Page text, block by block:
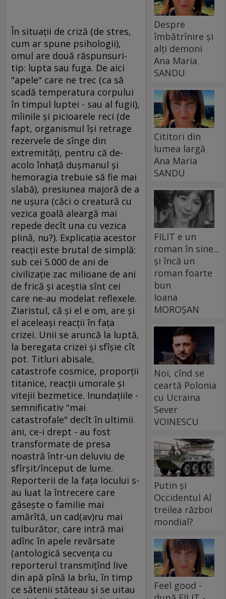
În situaţii de criză (de stres,
cum ar spune psihologii),
omul are două răspunsuri-
tip: lupta sau fuga. De aici
"apele" care ne trec (ca să
scadă temperatura corpului
în timpul luptei - sau al fugii),
mîinile şi picioarele reci (de
fapt, organismul îşi retrage
rezervele de sînge din
extremităţi, pentru că de-
acolo înhaţă duşmanul şi
hemoragia trebuie să fie mai
slabă), presiunea majoră de a
ne uşura (căci o creatură cu
vezica goală aleargă mai
repede decît una cu vezica
plină, nu?). Explicaţia acestor
reacţii este brutal de simplă:
sub cei 5.000 de ani de
civilizaţie zac milioane de ani
de frică şi aceştia sînt cei
care ne-au modelat reflexele.
Ziaristul, că şi el e om, are şi
el aceleaşi reacţii în faţa
crizei. Unii se aruncă la luptă,
la beregata crizei şi sfîşie cît
pot. Titluri abisale,
catastrofe cosmice, proporţii
titanice, reacţii umorale şi
vitejii bezmetice. Inundaţiile -
semnificativ "mai
catastrofale" decît în ultimii
ani, ce-i drept - au fost
transformate de presa
noastră într-un deluviu de
sfîrşit/început de lume.
Reporterii de la faţa locului s-
au luat la întrecere care
găseşte o familie mai
amărîtă, un cad(av)ru mai
tulburător, care intră mai
adînc în apele revărsate
(antologică secvenţa cu
reporterul transmiţînd live
din apă pînă la brîu, în timp
ce sătenii stăteau şi se uitau
Despre
îmbătrînire și
alți demoni
Ana Maria
SANDU
Cititori din
lumea largă
Ana Maria
SANDU
FILIT e un
roman în sine...
și încă un
roman foarte
bun
Ioana
MOROȘAN
Noi, cînd se
ceartă Polonia
cu Ucraina
Sever
VOINESCU
Putin și
Occidentul Al
treilea război
mondial?
Feel good -